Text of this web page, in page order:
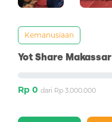
Kemanusiaan
Yot Share Makassar
Rp 0 dari Rp 3.000.000